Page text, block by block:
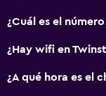
Baño
Ducha
¿Cuál es el
¿Hay wifi en
¿A qué hora es el